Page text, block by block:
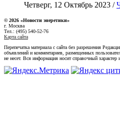
Четверг, 12 Октябрь 2023 /
© 2026 «Новости энеретики»
г. Москва
Тел.: (495) 540-52-76
Карта сайта
Перепечатка материала с сайта без разрешения
объявлений и комментариев, размещенных
не несет. Вся информация носит справочный характер